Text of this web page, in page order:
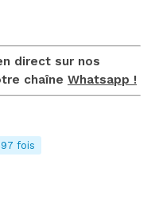
direct sur nos
chaîne Whatsapp !
fois